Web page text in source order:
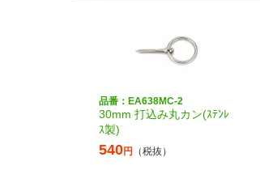
品番：EA638MC-2
30mm 打込み丸カン(ｽﾃﾝﾚ
ｽ製)
540円 （税抜）